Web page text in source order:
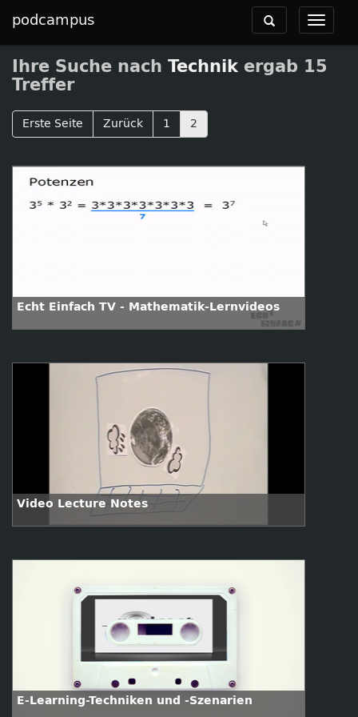
podcampus
Toggle
Toggle
navigation
Ihre Suche nach Technik ergab 15
Treffer
Erste Seite Zurück 1 2
Echt Einfach TV - Mathematik-Lernvideos
Video Lecture Notes
E-Learning-Techniken und -Szenarien